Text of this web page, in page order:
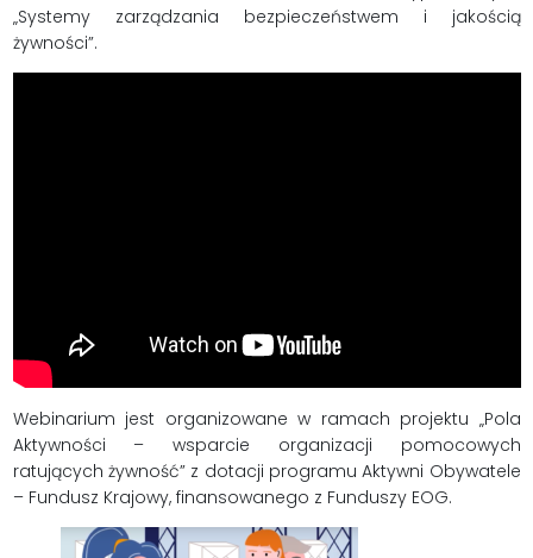
„Systemy zarządzania bezpieczeństwem i jakością
żywności”.
Webinarium jest organizowane w ramach projektu „Pola
Aktywności – wsparcie organizacji pomocowych
ratujących żywność” z dotacji programu Aktywni Obywatele
– Fundusz Krajowy, finansowanego z Funduszy EOG.